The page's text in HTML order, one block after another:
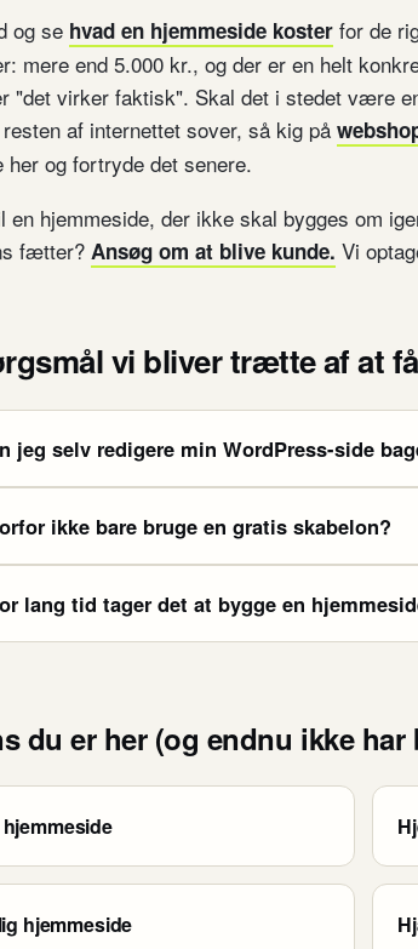
og se hvad en hjemmeside koster for de
mere end 5.000 kr., og der er en helt
"det virker faktisk". Skal det i stedet være
af internettet sover, så kig på
her og fortryde det senere.
en hjemmeside, der ikke skal bygges om
fætter? Ansøg om at blive kunde. Vi
vi bliver trætte af at
jeg selv redigere min WordPress-side
ikke bare bruge en gratis skabelon?
lang tid tager det at bygge en
du er her (og endnu ikke har
hjemmeside